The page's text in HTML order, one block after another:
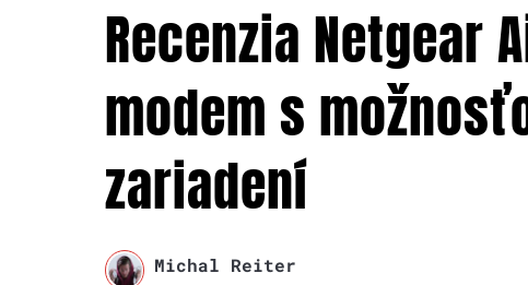
Recenzia Netgear
modem s
zariadení
Michal Reiter